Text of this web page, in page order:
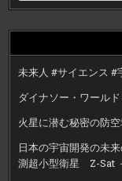
未来人 #サイエンス #
ダイナソー・ワール
火星に潜む秘密の防
日本の宇宙開発の未
測超小型衛星 Z-Sat